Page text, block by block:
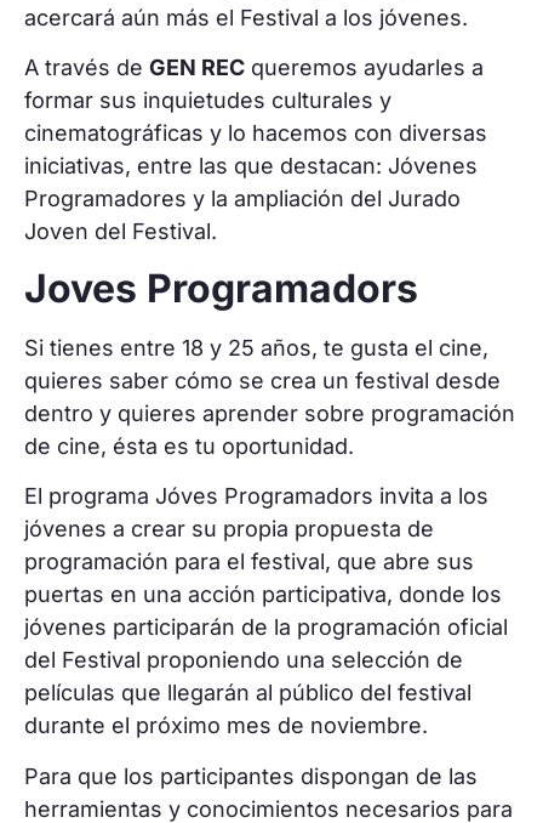
acercará aún más el Festival a los jóvenes.
A través de GEN REC queremos ayudarles a
formar sus inquietudes culturales y
cinematográficas y lo hacemos con diversas
iniciativas, entre las que destacan: Jóvenes
Programadores y la ampliación del Jurado
Joven del Festival.
Joves Programadors
Si tienes entre 18 y 25 años, te gusta el cine,
quieres saber cómo se crea un festival desde
dentro y quieres aprender sobre programación
de cine, ésta es tu oportunidad.
El programa Jóves Programadors invita a los
jóvenes a crear su propia propuesta de
programación para el festival, que abre sus
puertas en una acción participativa, donde los
jóvenes participarán de la programación oficial
del Festival proponiendo una selección de
películas que llegarán al público del festival
durante el próximo mes de noviembre.
Para que los participantes dispongan de las
herramientas y conocimientos necesarios para